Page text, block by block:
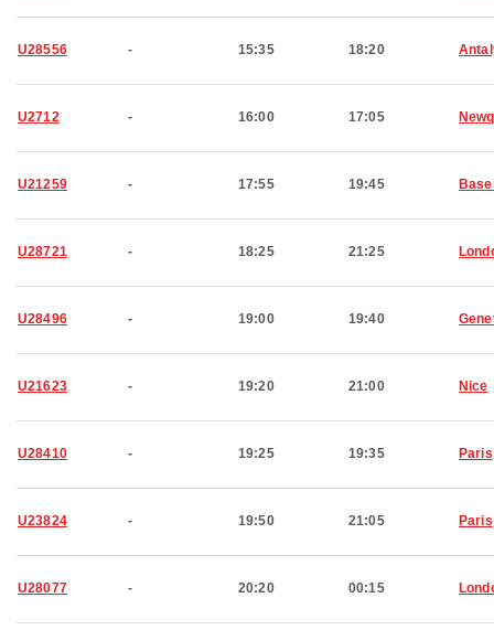
U28556 - 15:35 18:20
U2712 - 16:00 17:05
U21259 - 17:55 19:45
U28721 - 18:25 21:25
U28496 - 19:00 19:40
U21623 - 19:20 21:00 Nice
U28410 - 19:25 19:35 Paris
U23824 - 19:50 21:05 Paris
U28077 - 20:20 00:15